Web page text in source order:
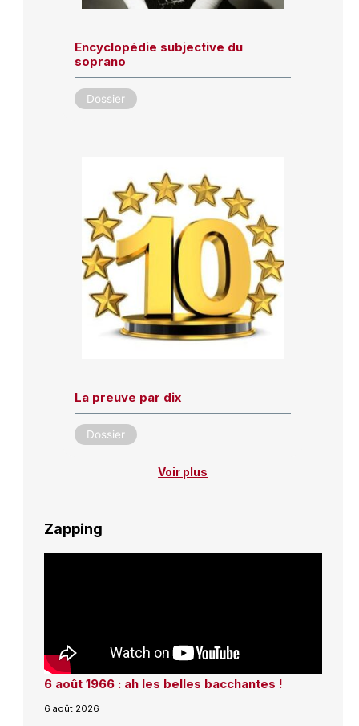
Encyclopédie subjective du
soprano
Dossier
La preuve par dix
Dossier
Voir plus
Zapping
6 août 1966 : ah les belles bacchantes !
6 août 2026